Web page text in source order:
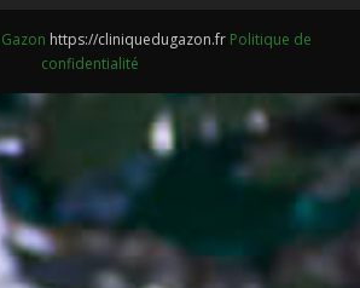
https://cliniquedugazon.fr Politique de
confidentialité